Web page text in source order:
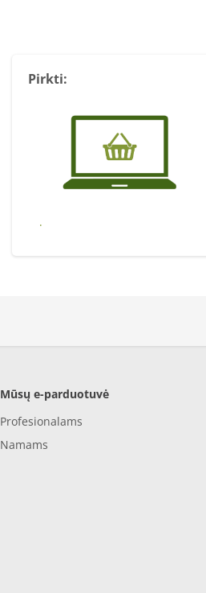
Pirkti:
Pirkti
Mūsų e-parduotuvė
Profesionalams
Namams